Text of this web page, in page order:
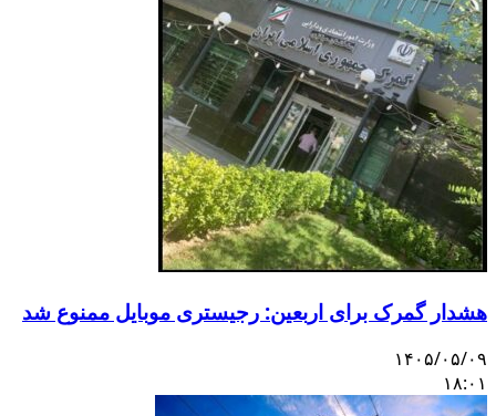
هشدار گمرک برای اربعین: رجیستری موبایل ممنوع شد
۱۴۰۵/۰۵/۰۹
۱۸:۰۱